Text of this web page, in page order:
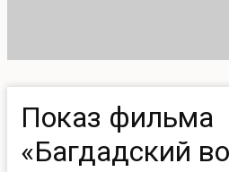
Показ фильма
«Багдадский